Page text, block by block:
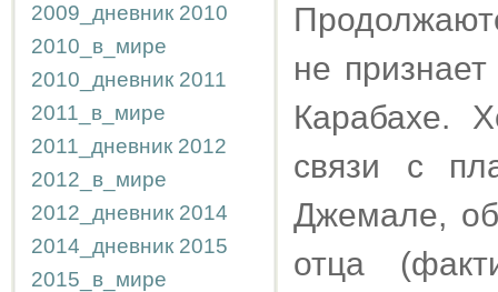
2009_дневник 2010
2010_в_мире
2010_дневник 2011
2011_в_мире
2011_дневник 2012
2012_в_мире
2012_дневник 2014
2014_дневник 2015
2015_в_мире
не
Карабахе.
связи с
Джемале,
отца